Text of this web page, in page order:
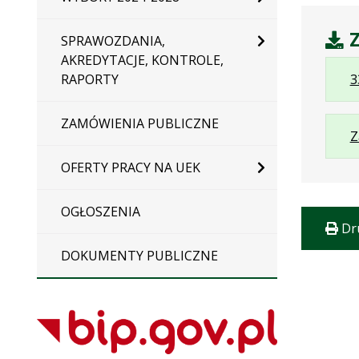
SPRAWOZDANIA,
AKREDYTACJE, KONTROLE,
RAPORTY
ZAMÓWIENIA PUBLICZNE
OFERTY PRACY NA UEK
OGŁOSZENIA
DOKUMENTY PUBLICZNE